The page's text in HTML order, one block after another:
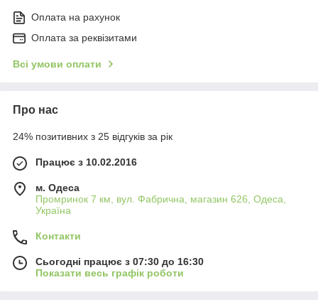
Оплата на рахунок
Оплата за реквізитами
Всі умови оплати
Про нас
24% позитивних з 25 відгуків за рік
Працює з 10.02.2016
м. Одеса
Промринок 7 км, вул. Фабрична, магазин 626, Одеса,
Україна
Контакти
Сьогодні працює з 07:30 до 16:30
Показати весь графік роботи